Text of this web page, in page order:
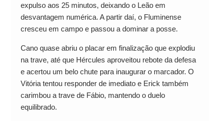
expulso aos 25 minutos, deixando o Leão em
desvantagem numérica. A partir daí, o Fluminense
cresceu em campo e passou a dominar a posse.
Cano quase abriu o placar em finalização que explodiu
na trave, até que Hércules aproveitou rebote da defesa
e acertou um belo chute para inaugurar o marcador. O
Vitória tentou responder de imediato e Erick também
carimbou a trave de Fábio, mantendo o duelo
equilibrado.